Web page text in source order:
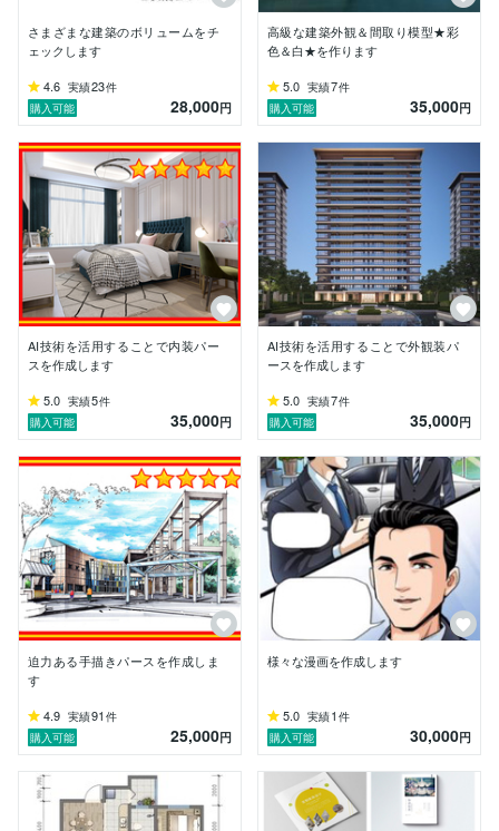
さまざまな建築のボリュームをチ
ェックします
4.6 実績23件
購入可能
28,000円
高級な建築外観＆間取り模型★彩
色＆白★を作ります
5.0 実績7件
購入可能
35,000円
AI技術を活用することで内装パー
スを作成します
5.0 実績5件
購入可能
35,000円
AI技術を活用することで外観装パ
ースを作成します
5.0 実績7件
購入可能
35,000円
迫力ある手描きパースを作成しま
す
4.9 実績91 件
購入可能
25,000円
様々な漫画を作成します
5.0 実績1 件
購入可能
30,000円